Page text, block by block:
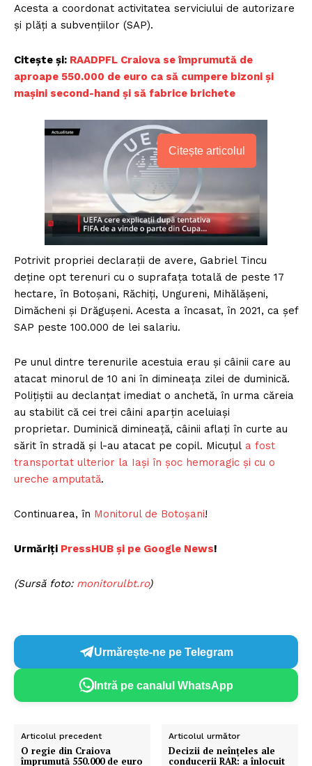
Acesta a coordonat activitatea serviciului de autorizare
și plăți a subvențiilor (SAP).
Citește și: RAADPFL Craiova se împrumută de
aproape 550.000 de euro ca să cumpere bizoni și
mașini second-hand și să fabrice brichete
Citește articolul
Potrivit propriei declaraţii de avere, Gabriel Tincu
deţine opt terenuri cu o suprafaţa totală de peste 17
hectare, în Botoşani, Răchiţi, Ungureni, Mihălăşeni,
Dimăcheni şi Drăguşeni. Acesta a încasat, în 2021, ca şef
SAP peste 100.000 de lei salariu.
Pe unul dintre terenurile acestuia erau şi câinii care au
atacat minorul de 10 ani în dimineaţa zilei de duminică.
Poliţiştii au declanţat imediat o anchetă, în urma căreia
au stabilit că cei trei câini aparţin aceluiaşi
proprietar. Duminică dimineaţă, câinii aflaţi în curte au
sărit în stradă şi l-au atacat pe copil. Micuţul a fost
transportat ulterior la Iaşi în şoc hemoragic şi cu o
ureche amputată.
Continuarea, în Monitorul de Botoșani!
Urmăriți PressHUB și pe Google News!
(Sursă foto: monitorulbt.ro)
Urmărește-ne pe Telegram
Intră pe canalul WhatsApp
Articolul precedent
O regie din Craiova
împrumută 550.000 de euro
Articolul următor
Decizii de neînțeles ale
conducerii RAR: a înlocuit